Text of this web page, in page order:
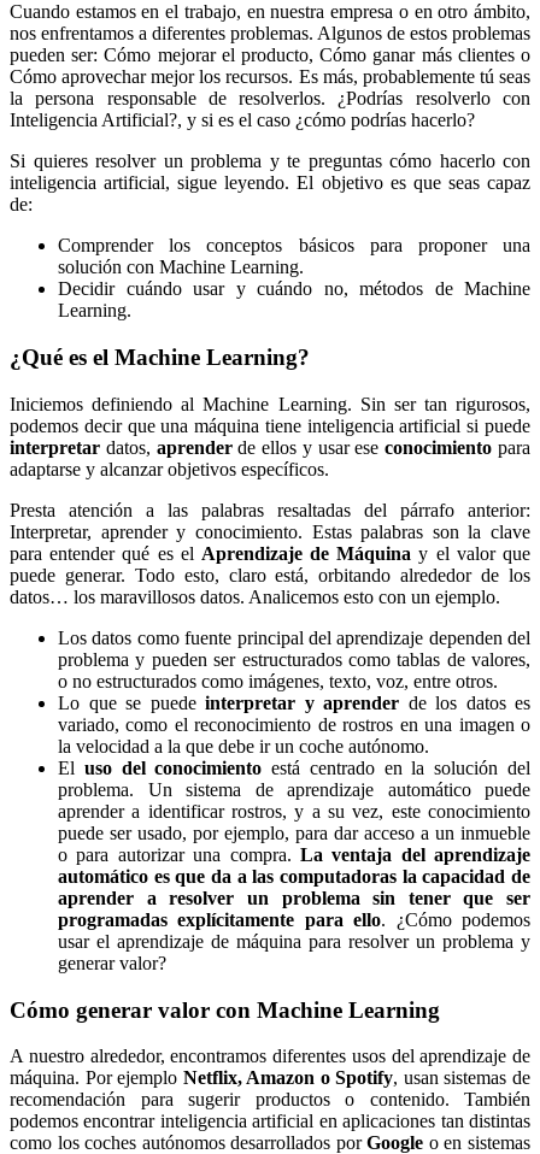
Cuando estamos en el trabajo, en nuestra empresa o en otro ámbito,
nos enfrentamos a diferentes problemas. Algunos de estos problemas
pueden ser: Cómo mejorar el producto, Cómo ganar más clientes o
Cómo aprovechar mejor los recursos. Es más, probablemente tú seas
la persona responsable de resolverlos. ¿Podrías resolverlo con
Inteligencia Artificial?, y si es el caso ¿cómo podrías hacerlo?
Si quieres resolver un problema y te preguntas cómo hacerlo con
inteligencia artificial, sigue leyendo. El objetivo es que seas capaz
de:
Comprender los conceptos básicos para proponer una
solución con Machine Learning.
Decidir cuándo usar y cuándo no, métodos de Machine
Learning.
¿Qué es el Machine Learning?
Iniciemos definiendo al Machine Learning. Sin ser tan rigurosos,
podemos decir que una máquina tiene inteligencia artificial si puede
interpretar datos, aprenderde ellos y usar eseconocimiento para
adaptarse y alcanzar objetivos específicos.
Presta atención a las palabras resaltadas del párrafo anterior:
Interpretar, aprender y conocimiento. Estas palabras son la clave
para entender qué es el Aprendizaje de Máquina y el valor que
puede generar. Todo esto, claro está, orbitando alrededor de los
datos… los maravillosos datos. Analicemos esto con un ejemplo.
Los datos como fuente principal del aprendizaje dependen del
problema y pueden ser estructurados como tablas de valores,
o no estructurados como imágenes, texto, voz, entre otros.
Lo que se puede interpretar y aprender de los datos es
variado, como el reconocimiento de rostros en una imagen o
la velocidad a la que debe ir un coche autónomo.
El uso del conocimiento está centrado en la solución del
problema. Un sistema de aprendizaje automático puede
aprender a identificar rostros, y a su vez, este conocimiento
puede ser usado, por ejemplo, para dar acceso a un inmueble
o para autorizar una compra. La ventaja del aprendizaje
automático es que da a las computadoras la capacidad de
aprender a resolver un problema sin tener que ser
programadas explícitamente para ello. ¿Cómo podemos
usar el aprendizaje de máquina para resolver un problema y
generar valor?
Cómo generar valor con Machine Learning
A nuestro alrededor, encontramos diferentes usos del aprendizaje de
máquina. Por ejemplo Netflix, Amazon o Spotify, usan sistemas de
recomendación para sugerir productos o contenido. También
podemos encontrar inteligencia artificial en aplicaciones tan distintas
como los coches autónomos desarrollados porGoogle o en sistemas